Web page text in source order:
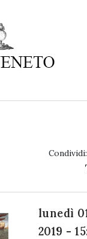
Condividi:
lunedì
2019 -